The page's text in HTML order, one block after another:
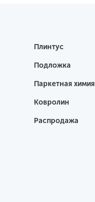
Плинтус
Подложка
Паркетная химия
Ковролин
Распродажа